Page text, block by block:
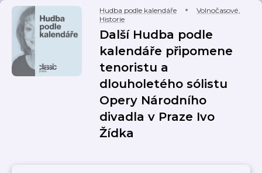
Hudba podle kalendáře Volnočasové,
Historie
Další Hudba podle
kalendáře připomene
tenoristu a
dlouholetého sólistu
Opery Národního
divadla v Praze Ivo
Žídka